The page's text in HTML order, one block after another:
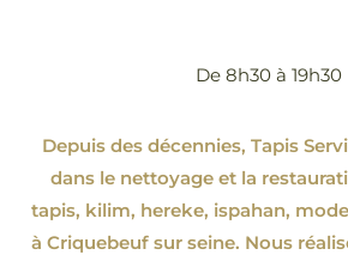
De 8h30 à 19h30
Depuis des décennies, Tapis
dans le nettoyage et la
tapis, kilim, hereke, ispahan,
à Criquebeuf sur seine. Nous